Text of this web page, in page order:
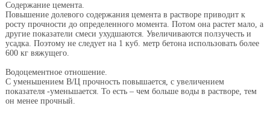
Содержание цемента.
Повышение долевого содержания цемента в растворе приводит к
росту прочности до определенного момента. Потом она растет мало, а
другие показатели смеси ухудшаются. Увеличиваются ползучесть и
усадка. Поэтому не следует на 1 куб. метр бетона использовать более
600 кг вяжущего.
Водоцементное отношение.
С уменьшением В/Ц прочность повышается, с увеличением
показателя -уменьшается. То есть – чем больше воды в растворе, тем
он менее прочный.